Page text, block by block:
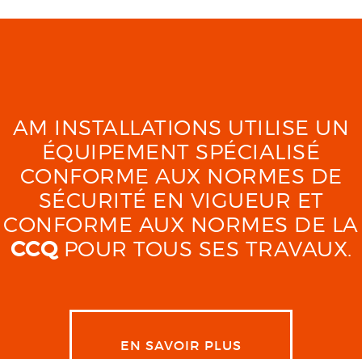
AM INSTALLATIONS UTILISE UN
ÉQUIPEMENT SPÉCIALISÉ
CONFORME AUX NORMES DE
SÉCURITÉ EN VIGUEUR ET
CONFORME AUX NORMES DE LA
CCQPOUR TOUS SES TRAVAUX.
EN SAVOIR PLUS